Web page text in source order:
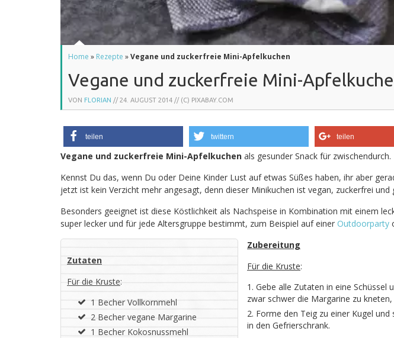
Home » Rezepte »Vegane und zuckerfreie Mini-Apfelkuchen
Vegane und zuckerfreie Mini-
VON FLORIAN //24. AUGUST 2014 // (C) PIXABAY.COM
teilen twittern teilen
Vegane und zuckerfreie Mini-Apfelkuchen als gesunder Snack für zwischendurch.
Kennst Du das, wenn Du oder Deine Kinder Lust auf etwas Süßes haben, ihr aber
jetzt ist kein Verzicht mehr angesagt, denn dieser Minikuchen ist vegan, zuckerfrei und
Besonders geeignet ist diese Köstlichkeit als Nachspeise in Kombination mit einem
super lecker und für jede Altersgruppe bestimmt, zum Beispiel auf einer Outdoorparty
Zutaten
Für die Kruste:
1 Becher Vollkornmehl
2 Becher vegane Margarine
1 Becher Kokosnussmehl
Zubereitung
Für die Kruste:
Gebe alle Zutaten in eine Schüssel
zwar schwer die Margarine zu
Forme den Teig zu einer Kugel
in den Gefrierschrank.